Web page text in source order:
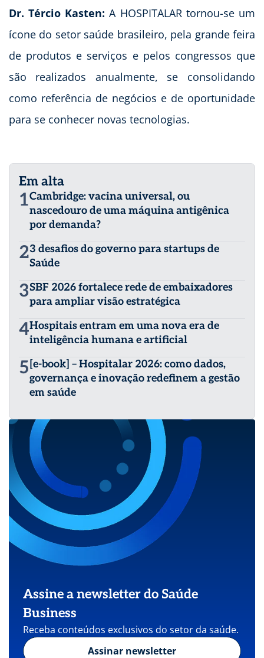
Dr. Tércio Kasten: A HOSPITALAR tornou-se um
ícone do setor saúde brasileiro, pela grande feira
de produtos e serviços e pelos congressos que
são realizados anualmente, se consolidando
como referência de negócios e de oportunidade
para se conhecer novas tecnologias.
Em alta
1Cambridge: vacina universal, ou
nascedouro de uma máquina antigênica
por demanda?
23 desafios do governo para startups de
Saúde
3SBF 2026 fortalece rede de embaixadores
para ampliar visão estratégica
4Hospitais entram em uma nova era de
inteligência humana e artificial
5 [e-book] – Hospitalar 2026: como dados,
governança e inovação redefinem a gestão
em saúde
Assine a newsletter do Saúde
Business
Receba conteúdos exclusivos do setor da saúde.
Assinar newsletter